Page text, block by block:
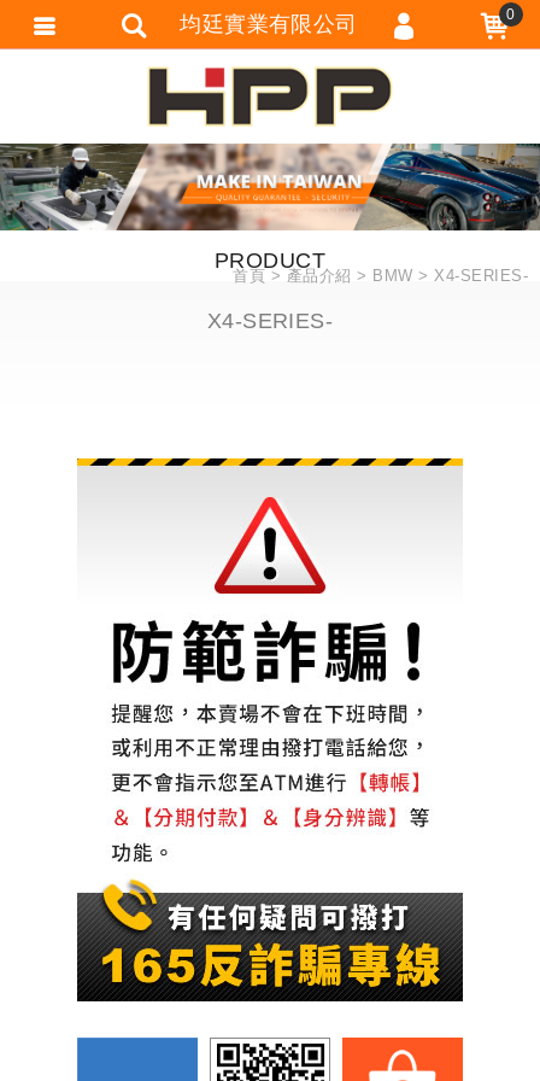
PRODUCT
首頁 產品介紹 BMW X4-SERIES-
X4-SERIES-
均廷實業有限公司 0
會員登入
會員註冊
忘記密碼
訂單查詢
追蹤清單
匯款通知